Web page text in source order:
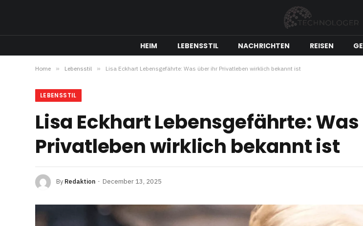
HEIM LEBENSSTIL NACHRICHTEN REISEN
Home » Lebensstil » Lisa Eckhart Lebensgefährte: Was über ihr Privatleben wirklich bekannt ist
LEBENSSTIL
Lisa Eckhart Lebensgefährte:
Privatleben wirklich bekannt ist
By Redaktion December 13, 2025